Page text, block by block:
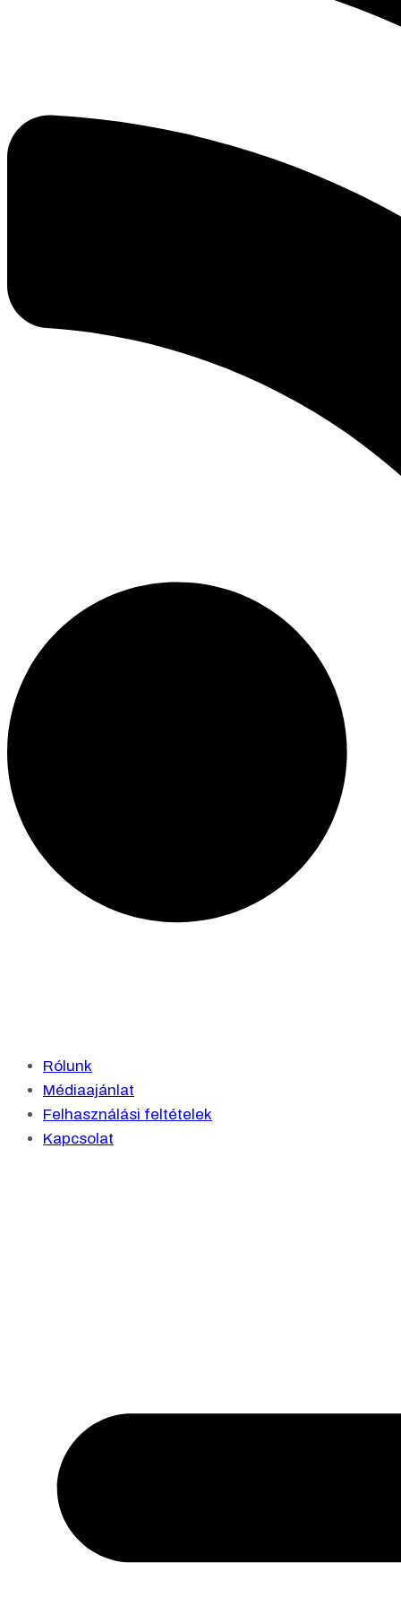
Rólunk
Médiaajánlat
Felhasználási feltételek
Kapcsolat